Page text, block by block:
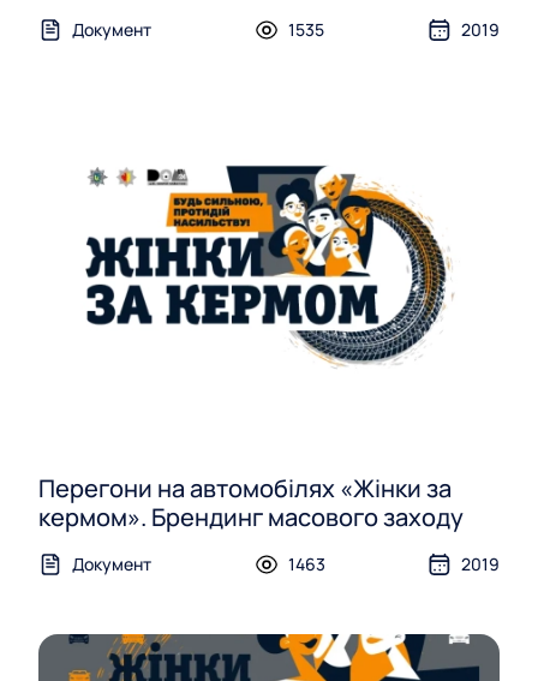
Документ 1535 2019
Перегони на автомобілях «Жінки за
кермом». Брендинг масового заходу
Документ 1463 2019